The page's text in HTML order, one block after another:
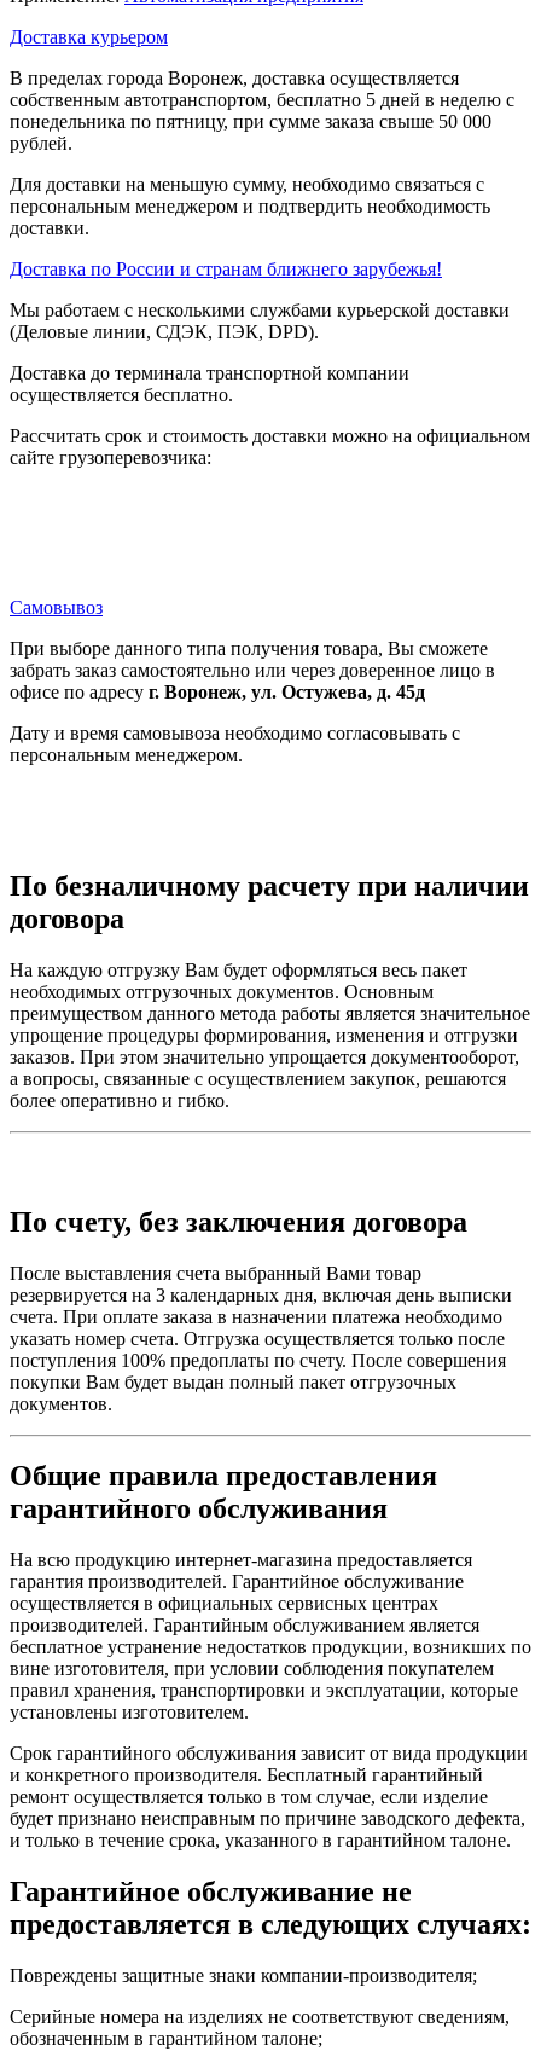
Доставка курьером
В пределах города Воронеж, доставка осуществляется
собственным автотранспортом, бесплатно 5 дней в неделю с
понедельника по пятницу, при сумме заказа свыше 50 000
рублей.
Для доставки на меньшую сумму, необходимо связаться с
персональным менеджером и подтвердить необходимость
доставки.
Доставка по России и странам ближнего зарубежья!
Мы работаем с несколькими службами курьерской доставки
(Деловые линии, СДЭК, ПЭК, DPD).
Доставка до терминала транспортной компании
осуществляется бесплатно.
Рассчитать срок и стоимость доставки можно на официальном
сайте грузоперевозчика:
Самовывоз
При выборе данного типа получения товара, Вы сможете
забрать заказ самостоятельно или через доверенное лицо в
офисе по адресу г. Воронеж, ул. Остужева, д. 45д
Дату и время самовывоза необходимо согласовывать с
персональным менеджером.
По безналичному расчету при наличии
договора
На каждую отгрузку Вам будет оформляться весь пакет
необходимых отгрузочных документов. Основным
преимуществом данного метода работы является значительное
упрощение процедуры формирования, изменения и отгрузки
заказов. При этом значительно упрощается документооборот,
а вопросы, связанные с осуществлением закупок, решаются
более оперативно и гибко.
По счету, без заключения договора
После выставления счета выбранный Вами товар
резервируется на 3 календарных дня, включая день выписки
счета. При оплате заказа в назначении платежа необходимо
указать номер счета. Отгрузка осуществляется только после
поступления 100% предоплаты по счету. После совершения
покупки Вам будет выдан полный пакет отгрузочных
документов.
Общие правила предоставления
гарантийного обслуживания
На всю продукцию интернет-магазина предоставляется
гарантия производителей. Гарантийное обслуживание
осуществляется в официальных сервисных центрах
производителей. Гарантийным обслуживанием является
бесплатное устранение недостатков продукции, возникших по
вине изготовителя, при условии соблюдения покупателем
правил хранения, транспортировки и эксплуатации, которые
установлены изготовителем.
Срок гарантийного обслуживания зависит от вида продукции
и конкретного производителя. Бесплатный гарантийный
ремонт осуществляется только в том случае, если изделие
будет признано неисправным по причине заводского дефекта,
и только в течение срока, указанного в гарантийном талоне.
Гарантийное обслуживание не
предоставляется в следующих случаях:
Повреждены защитные знаки компании-производителя;
Серийные номера на изделиях не соответствуют сведениям,
обозначенным в гарантийном талоне;